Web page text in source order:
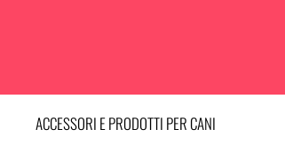
ACCESSORI E PRODOTTI PER CANI